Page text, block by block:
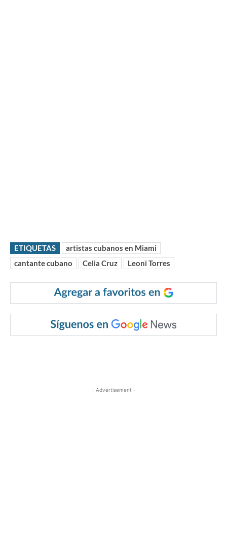
ETIQUETAS
artistas cubanos en Miami
cantante cubano
Celia Cruz Leoni Torres
- Advertisement -